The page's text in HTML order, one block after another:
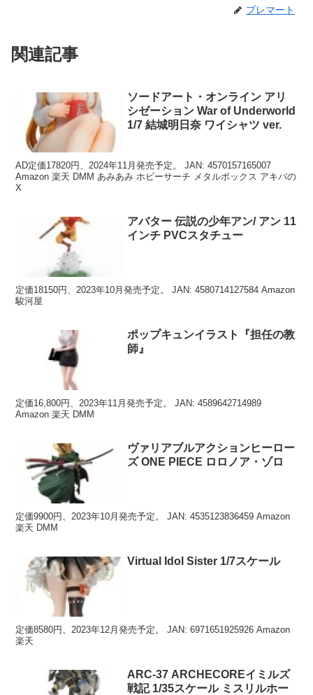
プレマート
関連記事
ソードアート・オンライン アリ
シゼーション War of Underworld
1/7 結城明日奈 ワイシャツ ver.
AD定価17820円、2024年11月発売予定。 JAN: 4570157165007
Amazon 楽天 DMM あみあみ ホビーサーチ メタルボックス アキバの
X
アバター 伝説の少年アン/ アン 11
インチ PVCスタチュー
定価18150円、2023年10月発売予定。 JAN: 4580714127584 Amazon
駿河屋
ポップキュンイラスト『担任の教
師』
定価16,800円、2023年11月発売予定。 JAN: 4589642714989
Amazon 楽天 DMM
ヴァリアブルアクションヒーロー
ズ ONE PIECE ロロノア・ゾロ
定価9900円、2023年10月発売予定。 JAN: 4535123836459 Amazon
楽天 DMM
Virtual Idol Sister 1/7スケール
定価8580円、2023年12月発売予定。 JAN: 6971651925926 Amazon
楽天
ARC-37 ARCHECOREイミルズ
戦記 1/35スケール ミスリルホー